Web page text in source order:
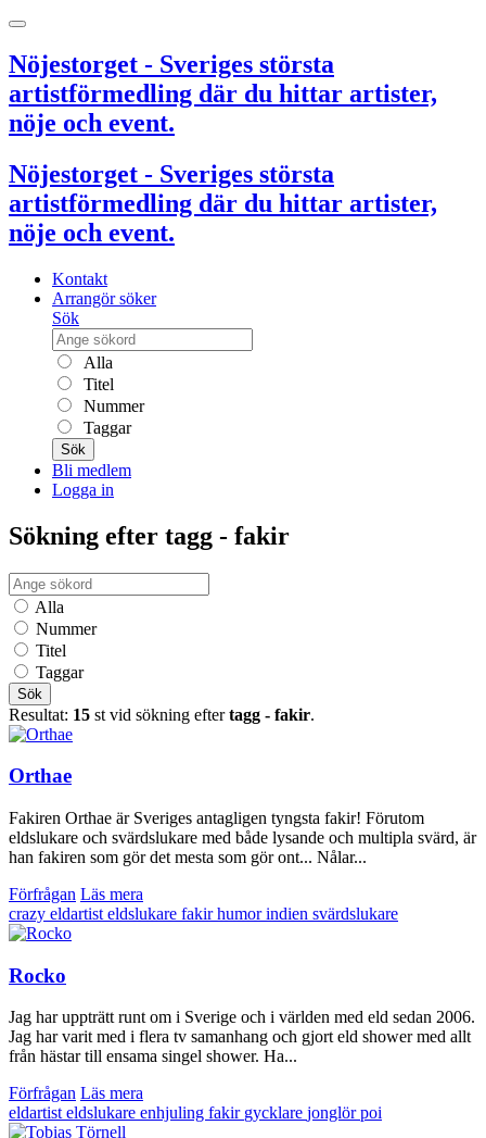
Nöjestorget - Sveriges största
artistförmedling där du hittar artister,
nöje och event.
Nöjestorget - Sveriges största
artistförmedling där du hittar artister,
nöje och event.
Kontakt
Arrangör söker
Sök
Alla
Titel
Nummer
Taggar
Sök
Bli medlem
Logga in
Sökning efter tagg - fakir
Alla
Nummer
Titel
Taggar
Sök
Resultat: 15 st vid sökning eftertagg - fakir.
Orthae
Fakiren Orthae är Sveriges antagligen tyngsta fakir! Förutom
eldslukare och svärdslukare med både lysande och multipla svärd, är
han fakiren som gör det mesta som gör ont... Nålar...
Förfrågan Läs mera
crazy eldartist eldslukare fakirhumorindien svärdslukare
Rocko
Jag har uppträtt runt om i Sverige och i världen med eld sedan 2006.
Jag har varit med i flera tv samanhang och gjort eld shower med allt
från hästar till ensama singel shower. Ha...
Förfrågan Läs mera
eldartisteldslukare enhjuling fakir gycklare jonglörpoi